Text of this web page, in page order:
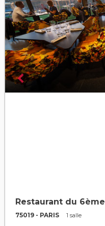
Restaurant du 6ème
75019 - PARIS 1 salle